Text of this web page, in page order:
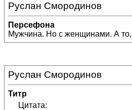
Руслан Смородинов
Персефона
Мужчина. Но с женщинами. А
Руслан Смородинов
Титр
Цитата: